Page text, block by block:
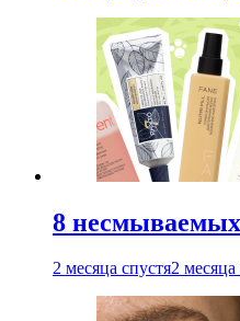
8 несмываемых
2 месяца спустя2 месяца